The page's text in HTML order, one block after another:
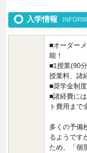
入学情報
■オーダー
能！
■1授業(90
授業料、諸
■奨学金制
■諸経費に
ト費用まで
多くの予備
るようです
ため、「個